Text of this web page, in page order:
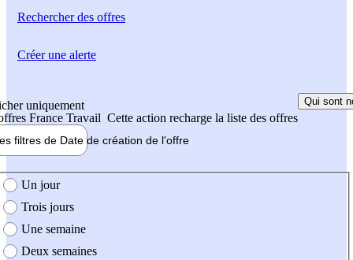
Rechercherdes offres
uniquement
France Travail Cette action recharge la liste des offres
Qui sont
filtres de Date de création de l'offre
création de l'offre
Un jour
Trois jours
Une semaine
Deux semaines
Créer une alerte